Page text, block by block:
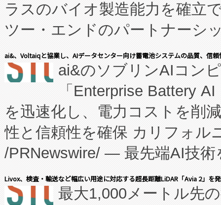
ラスのバイオ製造能力を確立
ツー・エンドのパートナーシ
表しました。 同社の実績ある
manufacturing™ (FCCM™) プ
たNeXは、バイオ医薬品製造
従来のフェッドバッチ施設の
に、患者やサプライチェーン
キー方式で拡張性が高く、持
す。FCCM‑を活用した現地生
患者にとっての費用負担を大
ai&、Voltaiqと協業し、AIデータセンター向け蓄電池システムの品質、信
ai&のソブリンAIコン
「Enterprise Battery
を迅速化し、電力コストを削
性と信頼性を確保 カリフォル
/PRNewswire/ — 最先端AI技術
会社エーアイ・アンド：本社
President原信平）と、エンタ
Livox、検査・輸送など幅広い用途に対応する超長距離LiDAR「Avia 2」を
最大1,000メートル先